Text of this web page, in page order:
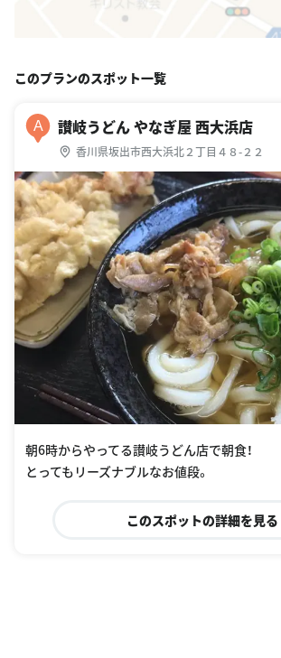
このプランのスポット一覧
A 讃岐うどん やなぎ屋 西大浜店
香川県坂出市西大浜北２丁目４８-２２
朝6時からやってる讃岐うどん店で朝食！
とってもリーズナブルなお値段。
このスポットの詳細を見る